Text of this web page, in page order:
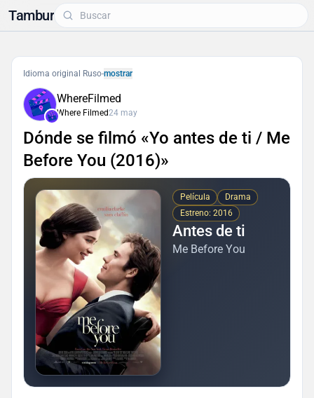
Tambur
Idioma original Ruso-mostrar
WhereFilmed
Where Filmed24 may
Dónde se filmó «Yo antes de ti / Me
Before You (2016)»
Película
Drama
Estreno: 2016
Antes de ti
Me Before You